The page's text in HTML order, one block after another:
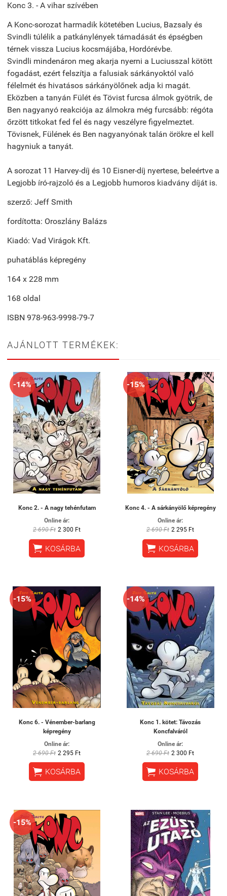
Konc 3. - A vihar szívében
A Konc-sorozat harmadik kötetében Lucius, Bazsaly és
Svindli túlélik a patkánylények támadását és épségben
térnek vissza Lucius kocsmájába, Hordórévbe.
Svindli mindenáron meg akarja nyerni a Luciusszal kötött
fogadást, ezért felszítja a falusiak sárkányoktól való
félelmét és hivatásos sárkányölőnek adja ki magát.
Eközben a tanyán Fülét és Tövist furcsa álmok gyötrik, de
Ben nagyanyó reakciója az álmokra még furcsább: régóta
őrzött titkokat fed fel és nagy veszélyre figyelmeztet.
Tövisnek, Fülének és Ben nagyanyónak talán örökre el kell
hagyniuk a tanyát.
A sorozat 11 Harvey-díj és 10 Eisner-díj nyertese, beleértve a
Legjobb író-rajzoló és a Legjobb humoros kiadvány díját is.
szerző: Jeff Smith
fordította: Oroszlány Balázs
Kiadó: Vad Virágok Kft.
puhatáblás képregény
164 x 228 mm
168 oldal
ISBN 978-963-9998-79-7
AJÁNLOTT TERMÉKEK:
-14%
Konc 2. - A nagy tehénfutam
Online ár:
2 690 Ft 2 300 Ft
 KOSÁRBA
-15%
Konc 4. - A sárkányölő képregény
Online ár:
2 690 Ft 2 295 Ft
 KOSÁRBA
-15%
Konc 6. - Vénember-barlang
képregény
Online ár:
2 690 Ft 2 295 Ft
 KOSÁRBA
-14%
Konc 1. kötet: Távozás
Koncfalváról
Online ár:
2 690 Ft 2 300 Ft
 KOSÁRBA
-15%